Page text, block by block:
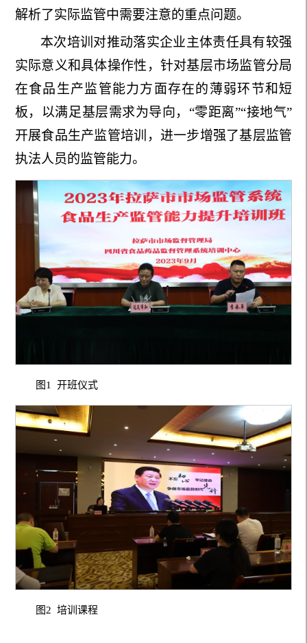
解析了实际监管中需要注意的重点问题。
本次培训对推动落实企业主体责任具有较强
实际意义和具体操作性，针对基层市场监管分局
在食品生产监管能力方面存在的薄弱环节和短
板，以满足基层需求为导向，“零距离”“接地气”
开展食品生产监管培训，进一步增强了基层监管
执法人员的监管能力。
图1 开班仪式
图2 培训课程